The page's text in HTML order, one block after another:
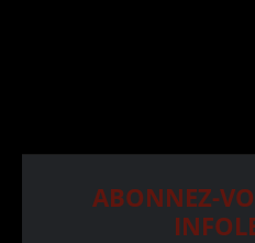
ABONNEZ-